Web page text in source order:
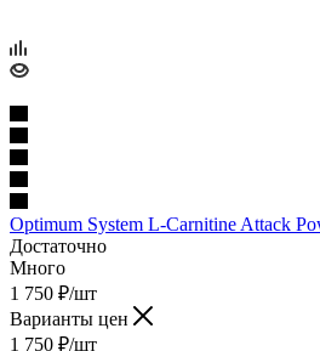
Optimum System L-Carnitine Attack
Достаточно
Много
1 750 ₽/шт
Варианты цен
1 750 ₽/шт